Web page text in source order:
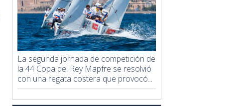
La segunda jornada de competición de
la 44 Copa del Rey Mapfre se resolvió
con una regata costera que provocó...